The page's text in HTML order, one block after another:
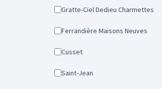
Gratte-Ciel Dedieu Charmettes
Ferrandière Maisons Neuves
Cusset
Saint-Jean